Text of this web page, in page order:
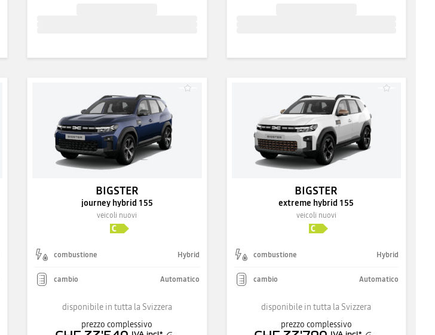
BIGSTER
journey hybrid 155
veicoli nuovi
combustione Hybrid
cambio Automatico
disponibile in tutta la Svizzera
prezzo complessivo
BIGSTER
extreme hybrid 155
veicoli nuovi
combustione Hybrid
cambio Automatico
disponibile in tutta la Svizzera
prezzo complessivo